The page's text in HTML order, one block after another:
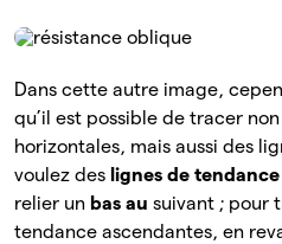
Dans cette autre image,
qu’il est possible de tracer
horizontales, mais aussi des
voulez des lignes de
relier un bas au suivant ; pour
tendance ascendantes, en